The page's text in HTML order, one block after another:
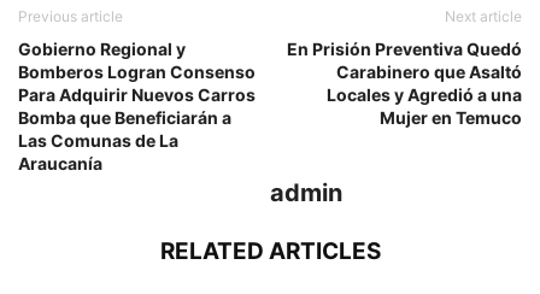
Previous article
Gobierno Regional y
Bomberos Logran Consenso
Para Adquirir Nuevos Carros
Bomba que Beneficiarán a
Las Comunas de La
Araucanía
Next article
En Prisión Preventiva Quedó
Carabinero que Asaltó
Locales y Agredió a una
Mujer en Temuco
admin
RELATED ARTICLES